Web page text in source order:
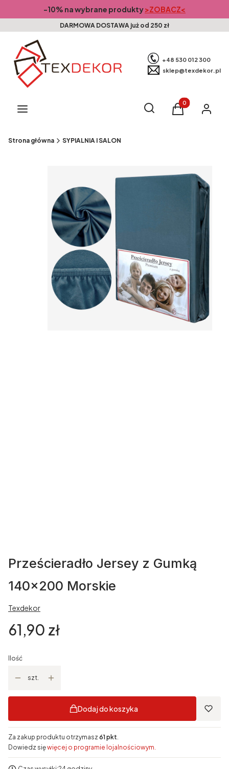
-10% na wybrane produkty>ZOBACZ<
DARMOWA DOSTAWA już od 250 zł
+48 530 012 300
sklep@texdekor.pl
Menu Otwórz wyszukiwarkę
Szukaj Produkty w
Koszyk Zaloguj
Strona główna SYPIALNIA I SALON
Prześcieradło Jersey z Gumką
140x200 Morskie
Texdekor
Cena
61,90 zł
Ilość
szt.
Dodaj do koszyka
Za zakup produktu otrzymasz 61 pkt.
Dowiedz sięwięcej o programie lojalnościowym.